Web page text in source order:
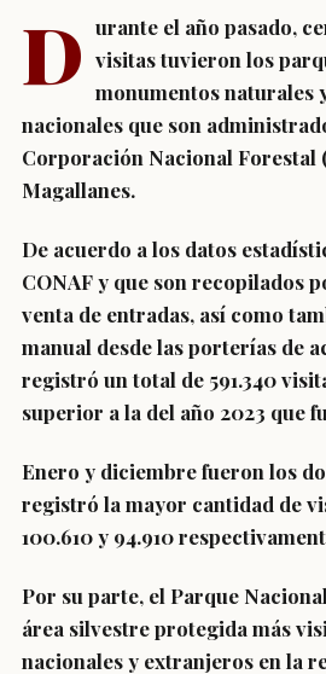
D urante el año pasado,
visitas tuvieron los
monumentos naturales
nacionales que son
Corporación Nacional Forestal
Magallanes.
De acuerdo a los datos
CONAF y que son recopilados
venta de entradas, así como
manual desde las porterías de
registró un total de 591.340
superior a la del año 2023 que
Enero y diciembre fueron los
registró la mayor cantidad de
100.610 y 94.910
Por su parte, el Parque
área silvestre protegida más
nacionales y extranjeros en la